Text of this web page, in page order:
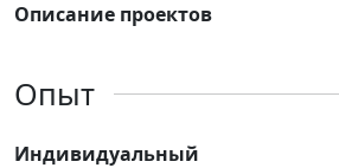
Описание проектов
Опыт
Индивидуальный